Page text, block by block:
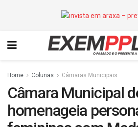
Home Colunas Câmaras Municipais
Câmara Municipal
homenageia